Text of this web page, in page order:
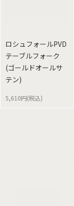
ロシュフォールPVD
テーブルフォーク
(ゴールドオールサ
テン)
5,610円(税込)